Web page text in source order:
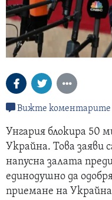
Вижте коментарите
Унгария блокира 50
Украйна. Това заяви
напусна залата
единодушно да
приемане на